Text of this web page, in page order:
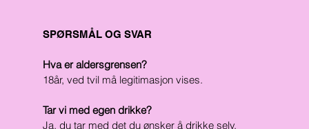
SPØRSMÅL OG SVAR
Hva er aldersgrensen?
18år, ved tvil må legitimasjon vises.
Tar vi med egen drikke?
Ja, du tar med det du ønsker å drikke selv.